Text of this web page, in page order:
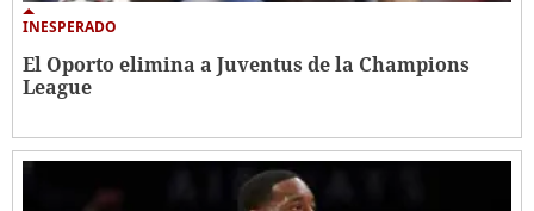
INESPERADO
El Oporto elimina a Juventus de la Champions
League